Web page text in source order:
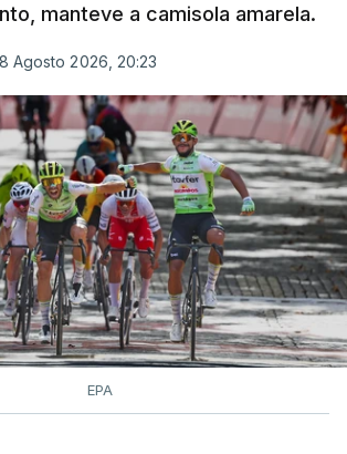
manteve a camisola amarela.
Agosto 2026, 20:23
EPA